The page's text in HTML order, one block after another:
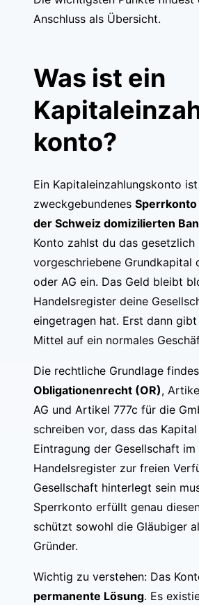
Anschluss als Übersicht.
Was ist ein
konto?
Ein Kapitaleinzahlungskonto
zweckgebundenes
der Schweiz domizilierten
Konto zahlst du das gesetzlich
vorgeschriebene Grundkapital
oder AG ein. Das Geld bleibt
Handelsregister deine
eingetragen hat. Erst dann
Mittel auf ein normales
Die rechtliche Grundlage
Obligationenrecht (OR),
AG und Artikel 777c für die
schreiben vor, dass das
Eintragung der Gesellschaft im
Handelsregister zur freien
Gesellschaft hinterlegt sein
Sperrkonto erfüllt genau
schützt sowohl die Gläubiger
Gründer.
Wichtig zu verstehen: Das
permanente Lösung. Es